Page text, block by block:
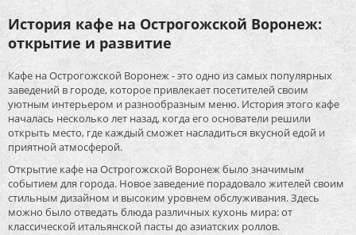
История кафе на Острогожской Воронеж:
открытие и развитие
Кафе на Острогожской Воронеж - это одно из самых популярных
заведений в городе, которое привлекает посетителей своим
уютным интерьером и разнообразным меню. История этого кафе
началась несколько лет назад, когда его основатели решили
открыть место, где каждый сможет насладиться вкусной едой и
приятной атмосферой.
Открытие кафе на Острогожской Воронеж было значимым
событием для города. Новое заведение порадовало жителей своим
стильным дизайном и высоким уровнем обслуживания. Здесь
можно было отведать блюда различных кухонь мира: от
классической итальянской пасты до азиатских роллов.